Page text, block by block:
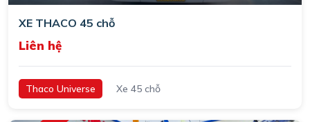
XE THACO 45 chỗ
Liên hệ
Thaco Universe Xe 45 chỗ